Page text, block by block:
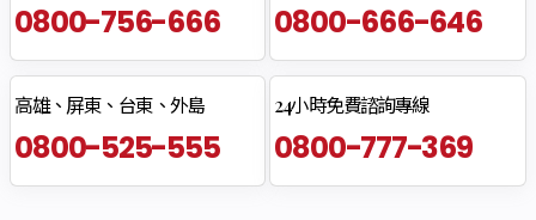
0800-756-666 0800-666-646
高雄、屏東、台東、外島
0800-525-555
24小時免費諮詢專線
0800-777-369